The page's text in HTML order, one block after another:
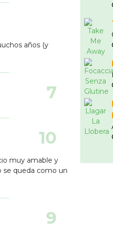
años (y
7
10
muy amable y
se queda como un
9